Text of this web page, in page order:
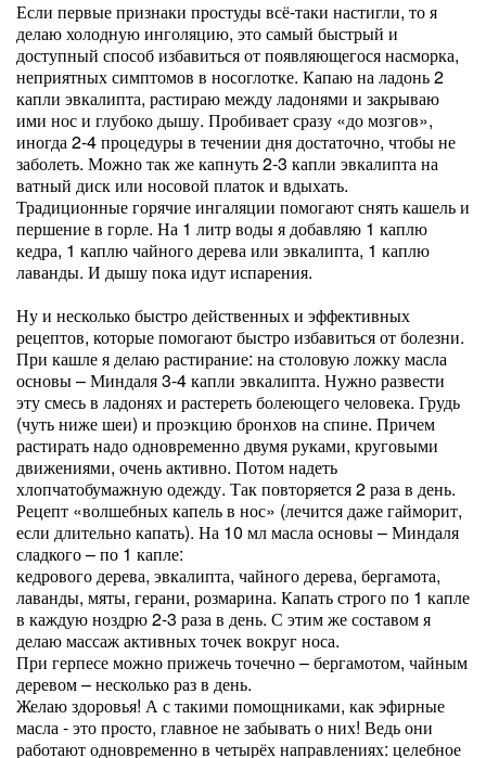
Если первые признаки простуды всё-таки настигли, то я
делаю холодную инголяцию, это самый быстрый и
доступный способ избавиться от появляющегося насморка,
неприятных симптомов в носоглотке. Капаю на ладонь 2
капли эвкалипта, растираю между ладонями и закрываю
ими нос и глубоко дышу. Пробивает сразу «до мозгов»,
иногда 2-4 процедуры в течении дня достаточно, чтобы не
заболеть. Можно так же капнуть 2-3 капли эвкалипта на
ватный диск или носовой платок и вдыхать.
Традиционные горячие ингаляции помогают снять кашель и
першение в горле. На 1 литр воды я добавляю 1 каплю
кедра, 1 каплю чайного дерева или эвкалипта, 1 каплю
лаванды. И дышу пока идут испарения.
Ну и несколько быстро действенных и эффективных
рецептов, которые помогают быстро избавиться от болезни.
При кашле я делаю растирание: на столовую ложку масла
основы – Миндаля 3-4 капли эвкалипта. Нужно развести
эту смесь в ладонях и растереть болеющего человека. Грудь
(чуть ниже шеи) и проэкцию бронхов на спине. Причем
растирать надо одновременно двумя руками, круговыми
движениями, очень активно. Потом надеть
хлопчатобумажную одежду. Так повторяется 2 раза в день.
Рецепт «волшебных капель в нос» (лечится даже гайморит,
если длительно капать). На 10 мл масла основы – Миндаля
сладкого – по 1 капле:
кедрового дерева, эвкалипта, чайного дерева, бергамота,
лаванды, мяты, герани, розмарина. Капать строго по 1 капле
в каждую ноздрю 2-3 раза в день. С этим же составом я
делаю массаж активных точек вокруг носа.
При герпесе можно прижечь точечно – бергамотом, чайным
деревом – несколько раз в день.
Желаю здоровья! А с такими помощниками, как эфирные
масла - это просто, главное не забывать о них! Ведь они
работают одновременно в четырёх направлениях: целебное